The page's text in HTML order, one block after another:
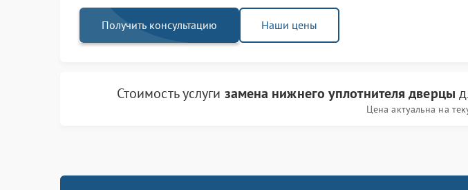
Получить консультацию Наши цены
Стоимость услуги замена нижнего уплотнителя дверцы
Цена актуальна на